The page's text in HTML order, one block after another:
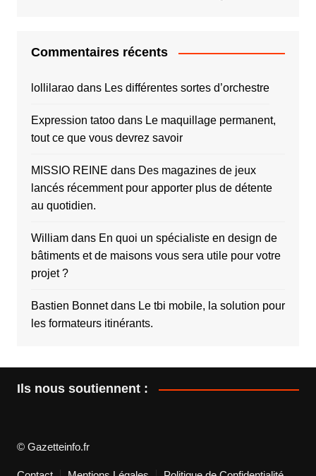
Commentaires récents
lollilaraodans Les différentes sortes d’orchestre
Expression tatoodans Le maquillage permanent,
tout ce que vous devrez savoir
MISSIO REINE dans Des magazines de jeux
lancés récemment pour apporter plus de détente
au quotidien.
Williamdans En quoi un spécialiste en design de
bâtiments et de maisons vous sera utile pour votre
projet ?
Bastien Bonnetdans Le tbi mobile, la solution pour
les formateurs itinérants.
Ils nous soutiennent :
© Gazetteinfo.fr